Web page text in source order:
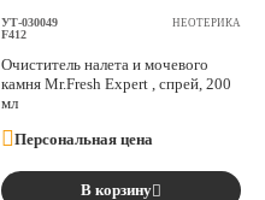
УТ-030049
F412
НЕОТЕРИКА
Очиститель налета и мочевого
камня Mr.Fresh Expert , спрей, 200
мл
Персональная цена
В корзину